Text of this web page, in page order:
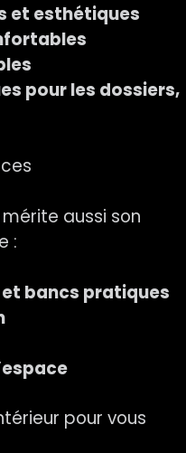
et esthétiques
pour les dossiers,
aussi son
:
bancs pratiques
pour vous